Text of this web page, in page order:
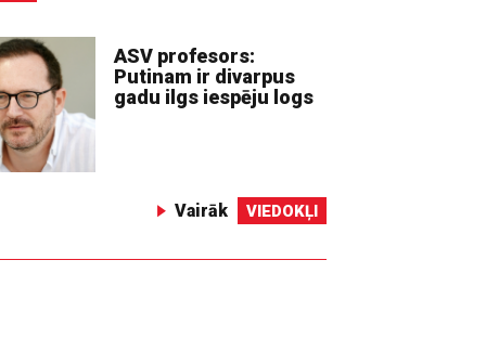
ASV profesors:
Putinam ir divarpus
gadu ilgs iespēju logs
Vairāk VIEDOKĻI